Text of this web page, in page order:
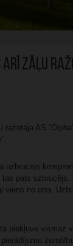
arī zāļu
AS
pats uzbrucējs,
viens no otra.
piekļuve vismaz